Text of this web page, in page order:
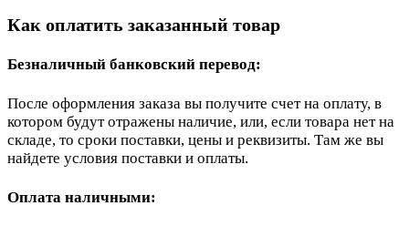
Как оплатить заказанный товар
Безналичный банковский перевод:
После оформления заказа вы получите счет на оплату, в
котором будут отражены наличие, или, если товара нет на
складе, то сроки поставки, цены и реквизиты. Там же вы
найдете условия поставки и оплаты.
Оплата наличными: